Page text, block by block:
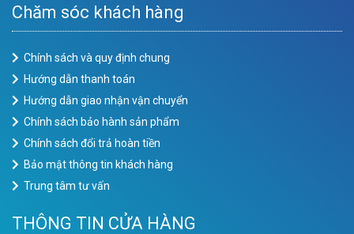
Chăm sóc khách hàng
Chính sách và quy định chung
Hướng dẫn thanh toán
Hướng dẫn giao nhận vận chuyển
Chính sách bảo hành sản phẩm
Chính sách đổi trả hoàn tiền
Bảo mật thông tin khách hàng
Trung tâm tư vấn
THÔNG TIN CỬA HÀNG